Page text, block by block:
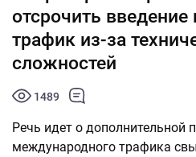
отсрочить
трафик из-за
сложностей
1489
Речь идет о дополнительной
международного трафика